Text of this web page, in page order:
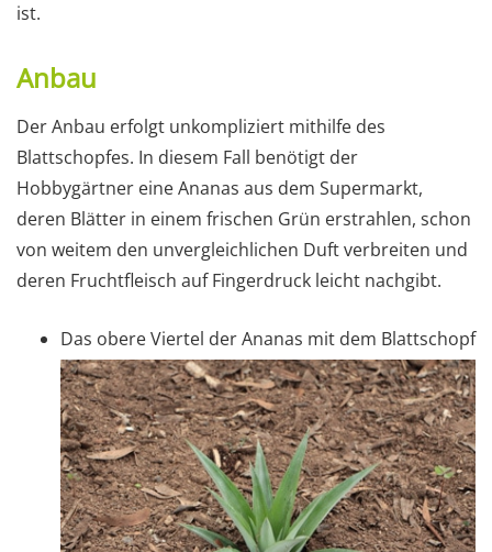
ist.
Anbau
Der Anbau erfolgt unkompliziert mithilfe des
Blattschopfes. In diesem Fall benötigt der
Hobbygärtner eine Ananas aus dem Supermarkt,
deren Blätter in einem frischen Grün erstrahlen, schon
von weitem den unvergleichlichen Duft verbreiten und
deren Fruchtfleisch auf Fingerdruck leicht nachgibt.
Das obere Viertel der Ananas mit dem Blattschopf